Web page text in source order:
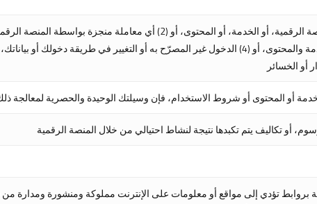
بروابط تؤدي إلى مواقع أو معلومات على الإنترنت مملوكة ومنشورة